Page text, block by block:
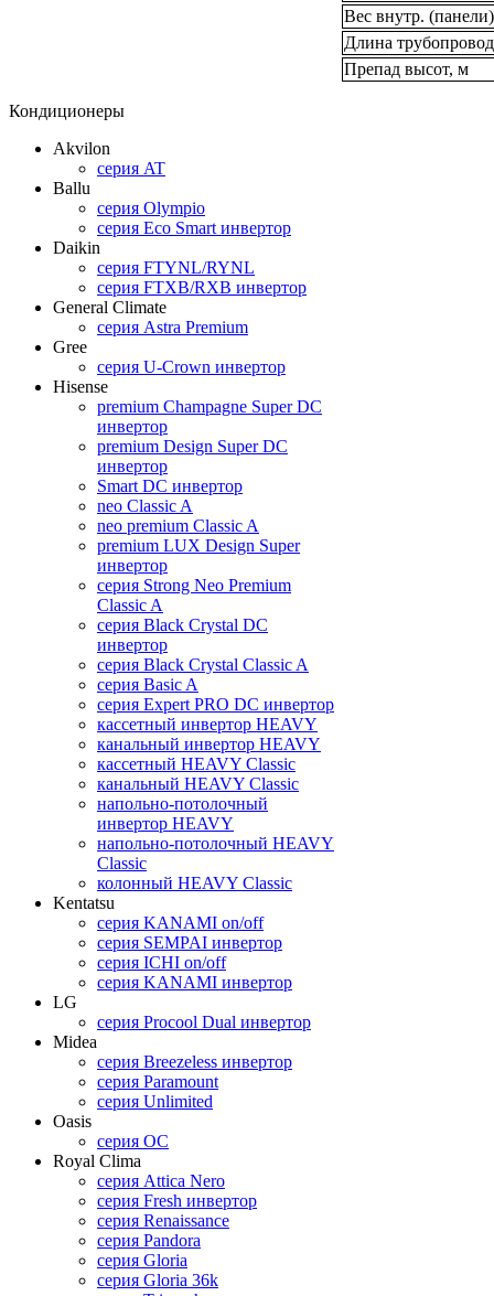
Вес внутр.
Длина
Препад высот, м
Кондиционеры
Akvilon
серия AT
Ballu
серия Olympio
серия Eco Smart инвертор
Daikin
серия FTYNL/RYNL
серия FTXB/RXB инвертор
General Climate
серия Astra Premium
Gree
серия U-Crown инвертор
Hisense
premium Champagne Super DC
инвертор
premium Design Super DC
инвертор
Smart DC инвертор
neo Classic A
neo premium Classic A
premium LUX Design Super
инвертор
серия Strong Neo Premium
Classic A
серия Black Crystal DC
инвертор
серия Black Crystal Classic A
серия Basic A
серия Expert PRO DC инвертор
кассетный инвертор HEAVY
канальный инвертор HEAVY
кассетный HEAVY Classic
канальный HEAVY Classic
напольно-потолочный
инвертор HEAVY
напольно-потолочный HEAVY
Classic
колонный HEAVY Classic
Kentatsu
серия KANAMI on/off
серия SEMPAI инвертор
серия ICHI on/off
серия KANAMI инвертор
LG
серия Procool Dual инвертор
Midea
серия Breezeless инвертор
cерия Paramount
серия Unlimited
Oasis
cерия OC
Royal Clima
серия Attica Nero
серия Fresh инвертор
серия Renaissance
серия Pandora
серия Gloria
серия Gloria 36k